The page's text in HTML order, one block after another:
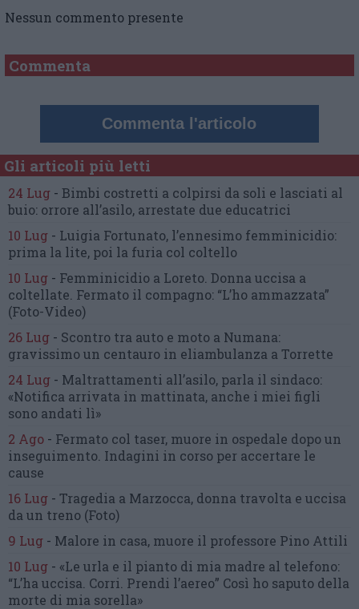
Nessun commento presente
Commenta
Commenta l'articolo
Gli articoli più letti
24 Lug - Bimbi costretti a colpirsi da soli e lasciati al
buio: orrore all’asilo, arrestate due educatrici
10 Lug - Luigia Fortunato, l’ennesimo femminicidio:
prima la lite, poi la furia col coltello
10 Lug - Femminicidio a Loreto. Donna uccisa a
coltellate. Fermato il compagno: “L’ho ammazzata”
(Foto-Video)
26 Lug - Scontro tra auto e moto a Numana:
gravissimo un centauro in eliambulanza a Torrette
24 Lug - Maltrattamenti all’asilo, parla il sindaco:
«Notifica arrivata in mattinata, anche i miei figli
sono andati lì»
2 Ago - Fermato col taser, muore in ospedale dopo un
inseguimento. Indagini in corso per accertare le
cause
16 Lug - Tragedia a Marzocca, donna travolta e uccisa
da un treno (Foto)
9 Lug - Malore in casa, muore il professore Pino Attili
10 Lug - «Le urla e il pianto di mia madre al telefono:
“L’ha uccisa. Corri. Prendi l’aereo” Così ho saputo della
morte di mia sorella»